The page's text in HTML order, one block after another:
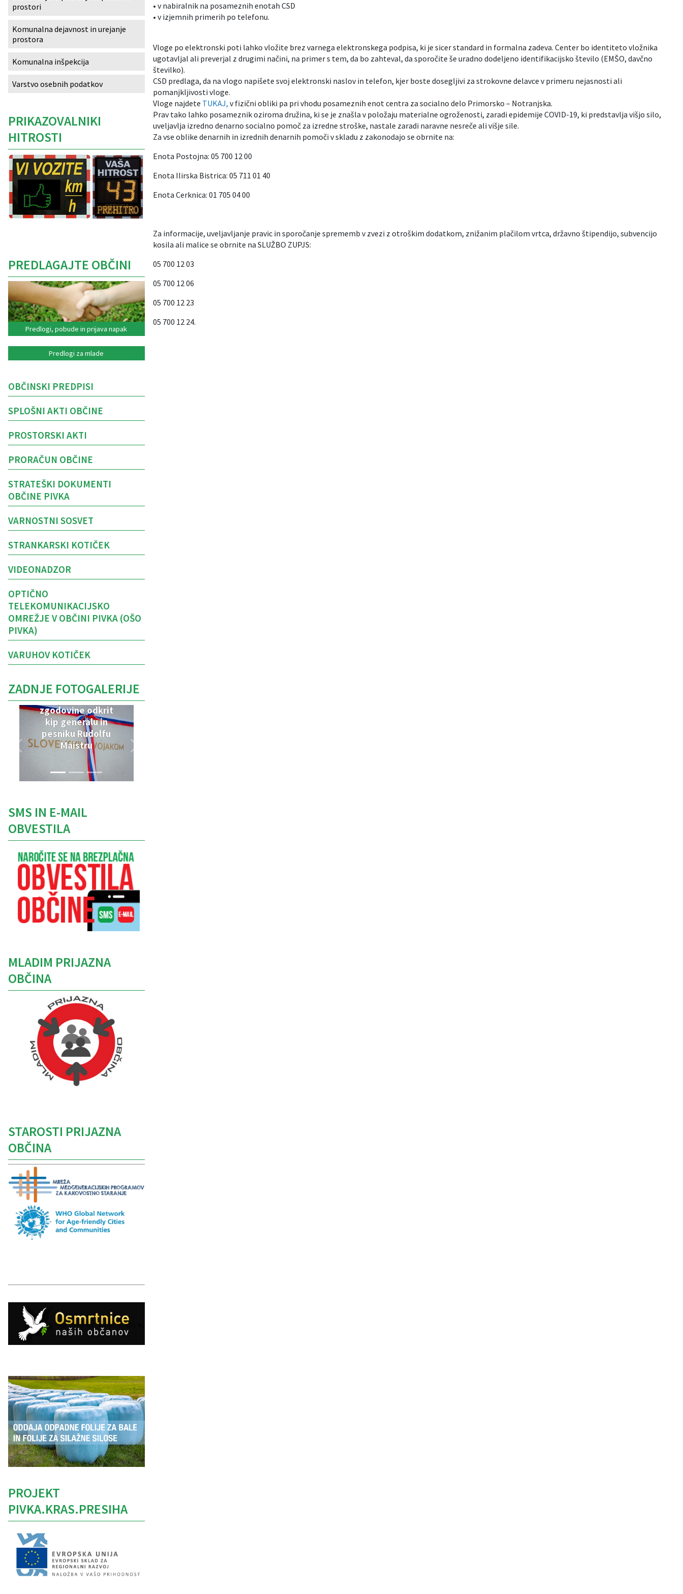
• v nabiralnik na posameznih enotah CSD
• v izjemnih primerih po telefonu.
Vloge po elektronski poti lahko vložite brez varnega elektronskega podpisa, ki je sicer standard in formalna zadeva. Center bo identiteto vložnika
ugotavljal ali preverjal z drugimi načini, na primer s tem, da bo zahteval, da sporočite še uradno dodeljeno identifikacijsko število (EMŠO, davčno
številko).
CSD predlaga, da na vlogo napišete svoj elektronski naslov in telefon, kjer boste dosegljivi za strokovne delavce v primeru nejasnosti ali
pomanjkljivosti vloge.
Vloge najdete TUKAJ, v fizični obliki pa pri vhodu posameznih enot centra za socialno delo Primorsko – Notranjska.
Prav tako lahko posameznik oziroma družina, ki se je znašla v položaju materialne ogroženosti, zaradi epidemije COVID-19, ki predstavlja višjo silo,
uveljavlja izredno denarno socialno pomoč za izredne stroške, nastale zaradi naravne nesreče ali višje sile.
Za vse oblike denarnih in izrednih denarnih pomoči v skladu z zakonodajo se obrnite na:
Enota Postojna: 05 700 12 00
Enota Ilirska Bistrica: 05 711 01 40
Enota Cerknica: 01 705 04 00
Za informacije, uveljavljanje pravic in sporočanje sprememb v zvezi z otroškim dodatkom, znižanim plačilom vrtca, državno štipendijo, subvencijo
kosila ali malice se obrnite na SLUŽBO ZUPJS:
05 700 12 03
05 700 12 06
05 700 12 23
05 700 12 24.
prostori
Komunalna dejavnost in urejanje
prostora
Komunalna inšpekcija
Varstvo osebnih podatkov
PRIKAZOVALNIKI
HITROSTI
PREDLAGAJTE OBČINI
Predlogi, pobude in prijava napak
Predlogi za mlade
OBČINSKI PREDPISI
SPLOŠNI AKTI OBČINE
PROSTORSKI AKTI
PRORAČUN OBČINE
STRATEŠKI DOKUMENTI
OBČINE PIVKA
VARNOSTNI SOSVET
STRANKARSKI KOTIČEK
VIDEONADZOR
OPTIČNO
TELEKOMUNIKACIJSKO
OMREŽJE V OBČINI PIVKA (OŠO
PIVKA)
VARUHOV KOTIČEK
ZADNJE FOTOGALERIJE
V Parku vojaške
zgodovine odkrit
kip generalu in
pesniku Rudolfu
Maistru
SMS IN E-MAIL
OBVESTILA
MLADIM PRIJAZNA
OBČINA
STAROSTI PRIJAZNA
OBČINA
PROJEKT
PIVKA.KRAS.PRESIHA
Izobraževanje
Kultura, šport in turizem
Sociala in zdravstvo
Skupna občinska uprava